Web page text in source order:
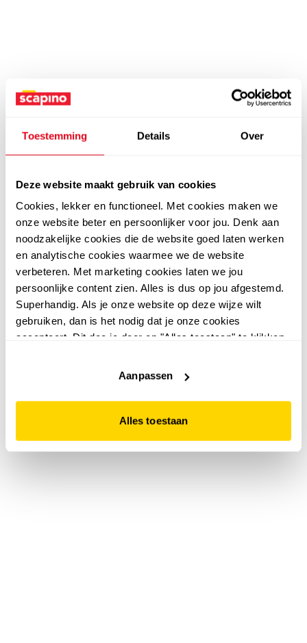
Toestemming Details Over
Deze website maakt gebruik van cookies
Cookies, lekker en functioneel. Met cookies maken we
onze website beter en persoonlijker voor jou. Denk aan
noodzakelijke cookies die de website goed laten werken
en analytische cookies waarmee we de website
verbeteren. Met marketing cookies laten we jou
persoonlijke content zien. Alles is dus op jou afgestemd.
Superhandig. Als je onze website op deze wijze wilt
gebruiken, dan is het nodig dat je onze cookies
accepteert. Dit doe je door op "Alles toestaan" te klikken.
website niet optimaal functioneert.
Aanpassen
Alles toestaan